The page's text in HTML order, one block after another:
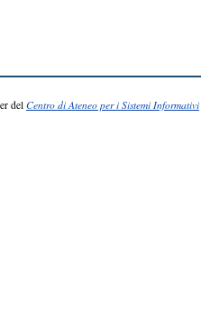
del Centro di Ateneo per i Sistemi Informativi